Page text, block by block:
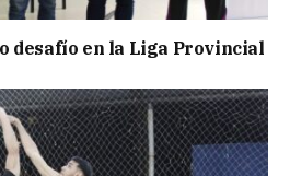
desafío en la Liga Provincial